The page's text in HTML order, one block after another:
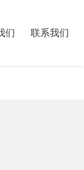
们 联系我们